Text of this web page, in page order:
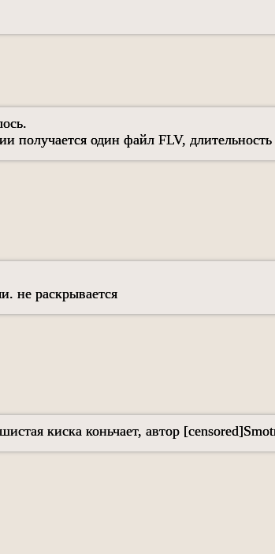
получается один файл FLV,
не раскрывается
киска коньчает, автор